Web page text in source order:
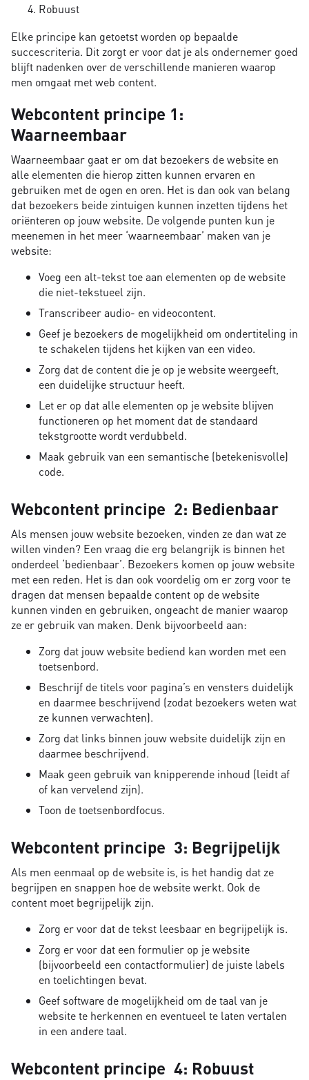
Robuust
Elke principe kan getoetst worden op bepaalde
succescriteria. Dit zorgt er voor dat je als ondernemer goed
blijft nadenken over de verschillende manieren waarop
men omgaat met web content.
Webcontent principe 1:
Waarneembaar
Waarneembaar gaat er om dat bezoekers de website en
alle elementen die hierop zitten kunnen ervaren en
gebruiken met de ogen en oren. Het is dan ook van belang
dat bezoekers beide zintuigen kunnen inzetten tijdens het
oriënteren op jouw website. De volgende punten kun je
meenemen in het meer ‘waarneembaar’ maken van je
website:
Voeg een alt-tekst toe aan elementen op de website
die niet-tekstueel zijn.
Transcribeer audio- en videocontent.
Geef je bezoekers de mogelijkheid om ondertiteling in
te schakelen tijdens het kijken van een video.
Zorg dat de content die je op je website weergeeft,
een duidelijke structuur heeft.
Let er op dat alle elementen op je website blijven
functioneren op het moment dat de standaard
tekstgrootte wordt verdubbeld.
Maak gebruik van een semantische (betekenisvolle)
code.
Webcontent principe 2: Bedienbaar
Als mensen jouw website bezoeken, vinden ze dan wat ze
willen vinden? Een vraag die erg belangrijk is binnen het
onderdeel ‘bedienbaar’. Bezoekers komen op jouw website
met een reden. Het is dan ook voordelig om er zorg voor te
dragen dat mensen bepaalde content op de website
kunnen vinden en gebruiken, ongeacht de manier waarop
ze er gebruik van maken. Denk bijvoorbeeld aan:
Zorg dat jouw website bediend kan worden met een
toetsenbord.
Beschrijf de titels voor pagina’s en vensters duidelijk
en daarmee beschrijvend (zodat bezoekers weten wat
ze kunnen verwachten).
Zorg dat links binnen jouw website duidelijk zijn en
daarmee beschrijvend.
Maak geen gebruik van knipperende inhoud (leidt af
of kan vervelend zijn).
Toon de toetsenbordfocus.
Webcontent principe 3: Begrijpelijk
Als men eenmaal op de website is, is het handig dat ze
begrijpen en snappen hoe de website werkt. Ook de
content moet begrijpelijk zijn.
Zorg er voor dat de tekst leesbaar en begrijpelijk is.
Zorg er voor dat een formulier op je website
(bijvoorbeeld een contactformulier) de juiste labels
en toelichtingen bevat.
Geef software de mogelijkheid om de taal van je
website te herkennen en eventueel te laten vertalen
in een andere taal.
Webcontent principe 4: Robuust